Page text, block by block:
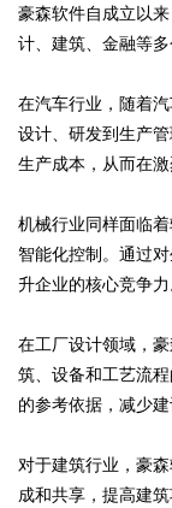
豪森软件自成立以
计、建筑、金融等
在汽车行业，随着
设计、研发到生产
生产成本，从而在激
机械行业同样面临
智能化控制。通过
升企业的核心竞争力
在工厂设计领域，
筑、设备和工艺流
的参考依据，减少
对于建筑行业，豪
成和共享，提高建